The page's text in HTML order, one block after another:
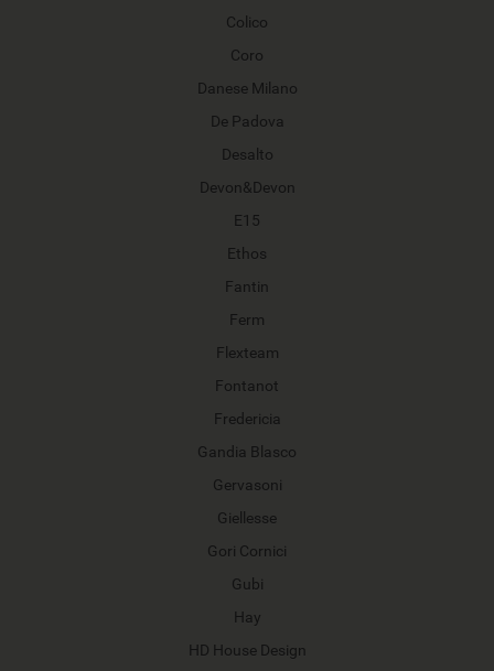
Colico
Coro
Danese Milano
De Padova
Desalto
Devon&Devon
E15
Ethos
Fantin
Ferm
Flexteam
Fontanot
Fredericia
Gandia Blasco
Gervasoni
Giellesse
Gori Cornici
Gubi
Hay
HD House Design